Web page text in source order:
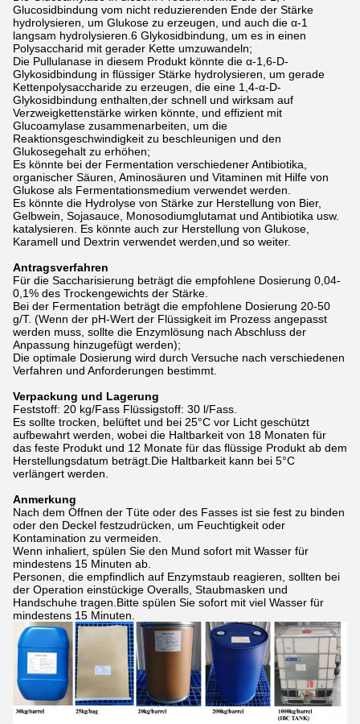
Glucosidbindung vom nicht reduzierenden Ende der Stärke
hydrolysieren, um Glukose zu erzeugen, und auch die α-1
langsam hydrolysieren.6 Glykosidbindung, um es in einen
Polysaccharid mit gerader Kette umzuwandeln;
Die Pullulanase in diesem Produkt könnte die α-1,6-D-
Glykosidbindung in flüssiger Stärke hydrolysieren, um gerade
Kettenpolysaccharide zu erzeugen, die eine 1,4-α-D-
Glykosidbindung enthalten,der schnell und wirksam auf
Verzweigkettenstärke wirken könnte, und effizient mit
Glucoamylase zusammenarbeiten, um die
Reaktionsgeschwindigkeit zu beschleunigen und den
Glukosegehalt zu erhöhen;
Es könnte bei der Fermentation verschiedener Antibiotika,
organischer Säuren, Aminosäuren und Vitaminen mit Hilfe von
Glukose als Fermentationsmedium verwendet werden.
Es könnte die Hydrolyse von Stärke zur Herstellung von Bier,
Gelbwein, Sojasauce, Monosodiumglutamat und Antibiotika usw.
katalysieren. Es könnte auch zur Herstellung von Glukose,
Karamell und Dextrin verwendet werden,und so weiter.
Antragsverfahren
Für die Saccharisierung beträgt die empfohlene Dosierung 0,04-
0,1% des Trockengewichts der Stärke.
Bei der Fermentation beträgt die empfohlene Dosierung 20-50
g/T. (Wenn der pH-Wert der Flüssigkeit im Prozess angepasst
werden muss, sollte die Enzymlösung nach Abschluss der
Anpassung hinzugefügt werden);
Die optimale Dosierung wird durch Versuche nach verschiedenen
Verfahren und Anforderungen bestimmt.
Verpackung und Lagerung
Feststoff: 20 kg/Fass Flüssigstoff: 30 l/Fass.
Es sollte trocken, belüftet und bei 25°C vor Licht geschützt
aufbewahrt werden, wobei die Haltbarkeit von 18 Monaten für
das feste Produkt und 12 Monate für das flüssige Produkt ab dem
Herstellungsdatum beträgt.Die Haltbarkeit kann bei 5°C
verlängert werden.
Anmerkung
Nach dem Öffnen der Tüte oder des Fasses ist sie fest zu binden
oder den Deckel festzudrücken, um Feuchtigkeit oder
Kontamination zu vermeiden.
Wenn inhaliert, spülen Sie den Mund sofort mit Wasser für
mindestens 15 Minuten ab.
Personen, die empfindlich auf Enzymstaub reagieren, sollten bei
der Operation einstückige Overalls, Staubmasken und
Handschuhe tragen.Bitte spülen Sie sofort mit viel Wasser für
mindestens 15 Minuten.